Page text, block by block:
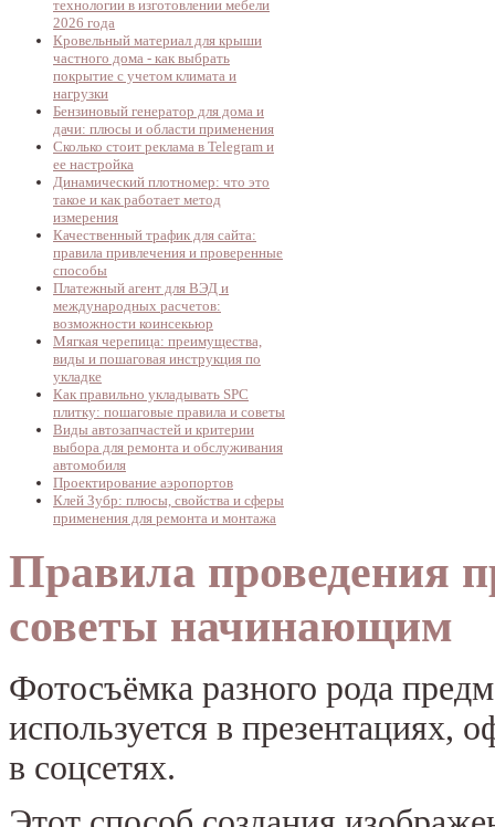
технологии в изготовлении мебели
2026 года
Кровельный материал для крыши
частного дома - как выбрать
покрытие с учетом климата и
нагрузки
Бензиновый генератор для дома и
дачи: плюсы и области применения
Сколько стоит реклама в Telegram и
ее настройка
Динамический плотномер: что это
такое и как работает метод
измерения
Качественный трафик для сайта:
правила привлечения и проверенные
способы
Платежный агент для ВЭД и
международных расчетов:
возможности коинсекьюр
Мягкая черепица: преимущества,
виды и пошаговая инструкция по
укладке
Как правильно укладывать SPC
плитку: пошаговые правила и советы
Виды автозапчастей и критерии
выбора для ремонта и обслуживания
автомобиля
Проектирование аэропортов
Клей Зубр: плюсы, свойства и сферы
применения для ремонта и монтажа
Правила проведения
советы начинающим
Фотосъёмка разного рода
используется в презентациях,
в соцсетях.